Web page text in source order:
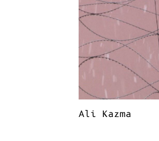
Ali Kazma